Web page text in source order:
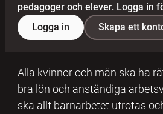
pedagoger och elever. Logga in
Logga in
Skapa ett
Alla kvinnor och män ska ha
bra lön och anständiga
ska allt barnarbetet utrotas